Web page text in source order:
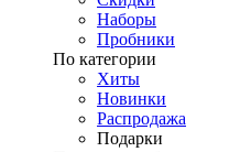
Наборы
Пробники
По категории
Хиты
Новинки
Распродажа
Подарки